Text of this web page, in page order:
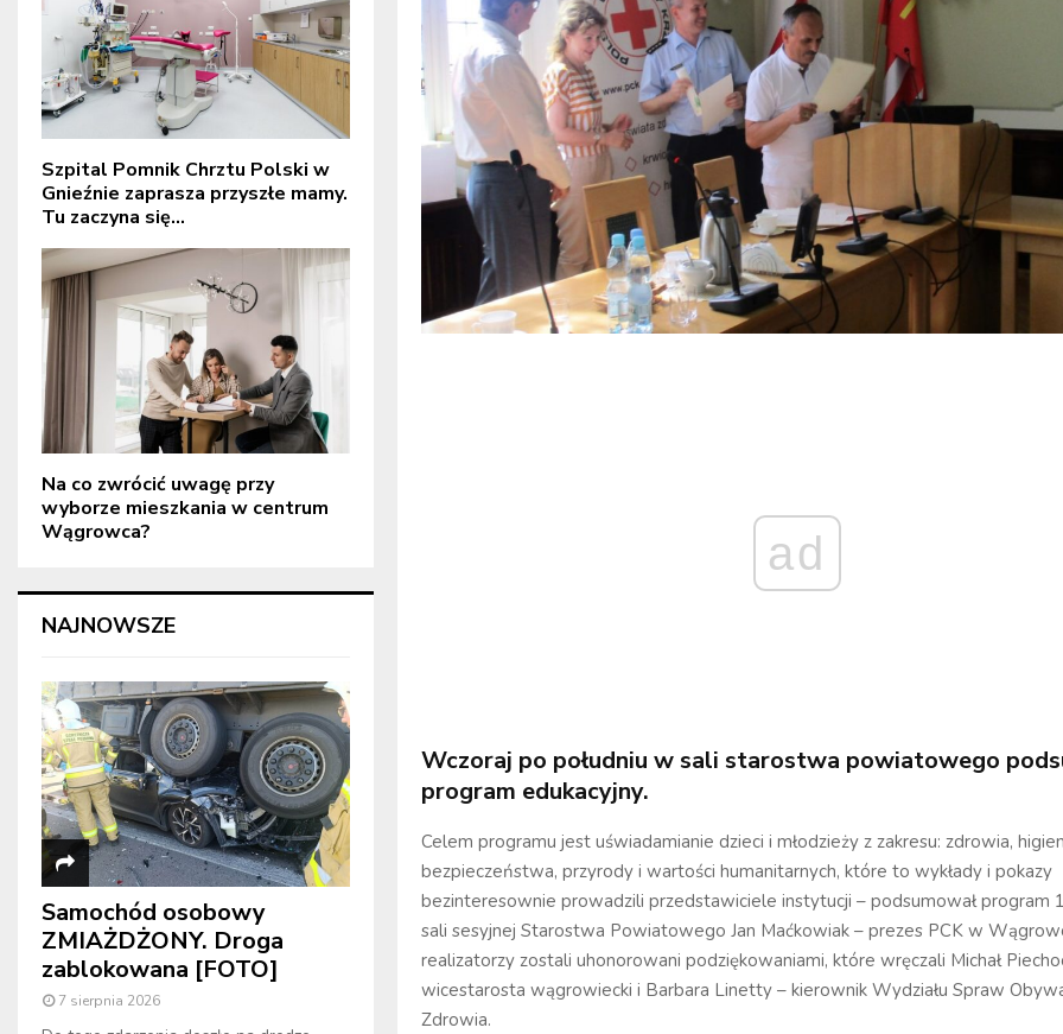
ad
Wczoraj po południu w sali starostwa powiatowego
program edukacyjny.
Celem programu jest uświadamianie dzieci i młodzieży z zakresu: zdrowia,
bezpieczeństwa, przyrody i wartości humanitarnych, które to wykłady i pokazy
bezinteresownie prowadzili przedstawiciele instytucji – podsumował program
sali sesyjnej Starostwa Powiatowego Jan Maćkowiak – prezes PCK w
realizatorzy zostali uhonorowani podziękowaniami, które wręczali Michał
wicestarosta wągrowiecki i Barbara Linetty – kierownik Wydziału Spraw
Zdrowia.
Szpital Pomnik Chrztu Polski w
Gnieźnie zaprasza przyszłe mamy.
Tu zaczyna się...
Na co zwrócić uwagę przy
wyborze mieszkania w centrum
Wągrowca?
NAJNOWSZE
Samochód osobowy
ZMIAŻDŻONY. Droga
zablokowana [FOTO]
7 sierpnia 2026